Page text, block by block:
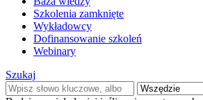
Szkolenia zamknięte
Wykładowcy
Dofinansowanie szkoleń
Webinary
Szukaj